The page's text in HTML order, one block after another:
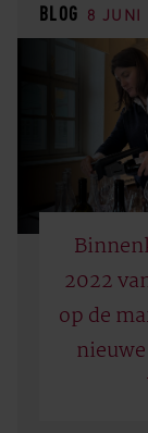
BLOG 8 JUNI
2022
op de